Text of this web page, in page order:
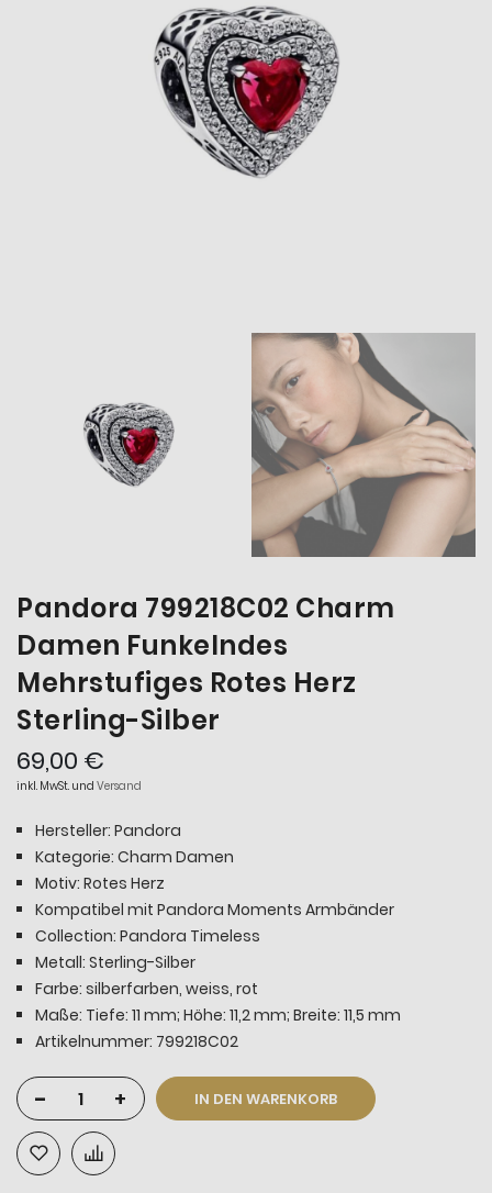
Pandora 799218C02 Charm
Damen Funkelndes
Mehrstufiges Rotes Herz
Sterling-Silber
69,00 €
inkl. MwSt. und Versand
Hersteller: Pandora
Kategorie: Charm Damen
Motiv: Rotes Herz
Kompatibel mit Pandora Moments Armbänder
Collection: Pandora Timeless
Metall: Sterling-Silber
Farbe: silberfarben, weiss, rot
Maße: Tiefe: 11 mm; Höhe: 11,2 mm; Breite: 11,5 mm
Artikelnummer: 799218C02
- + IN DEN WARENKORB